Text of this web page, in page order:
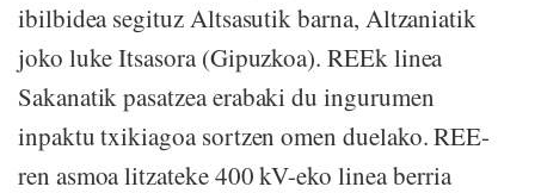
ibilbidea segituz Altsasutik barna, Altzaniatik
joko luke Itsasora (Gipuzkoa). REEk linea
Sakanatik pasatzea erabaki du ingurumen
inpaktu txikiagoa sortzen omen duelako. REE-
ren asmoa litzateke 400 kV-eko linea berria